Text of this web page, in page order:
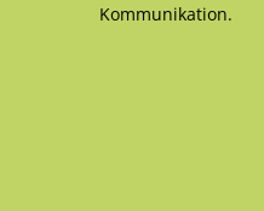
Kommunikation.